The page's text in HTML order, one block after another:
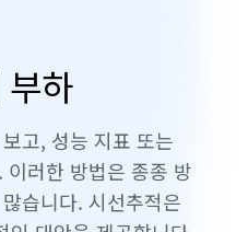
하
고, 성능 지표 또는
러한 방법은 종종 방
습니다. 시선추적은